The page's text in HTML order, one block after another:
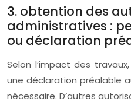
3. obtention des
administratives :
ou déclaration
Selon l’impact des
une déclaration préalable
nécessaire. D’autres